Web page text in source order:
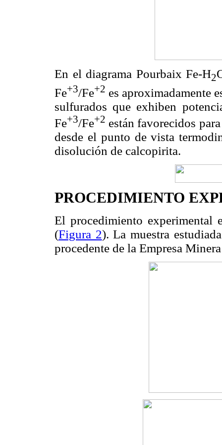
En el diagrama Pourbaix Fe-H2
Fe+3/Fe+2 es aproximadamente
sulfurados que exhiben
Fe+3/Fe+2 están favorecidos
desde el punto de vista
disolución de calcopirita.
PROCEDIMIENTO
El procedimiento experimental
(Figura 2). La muestra
procedente de la Empresa